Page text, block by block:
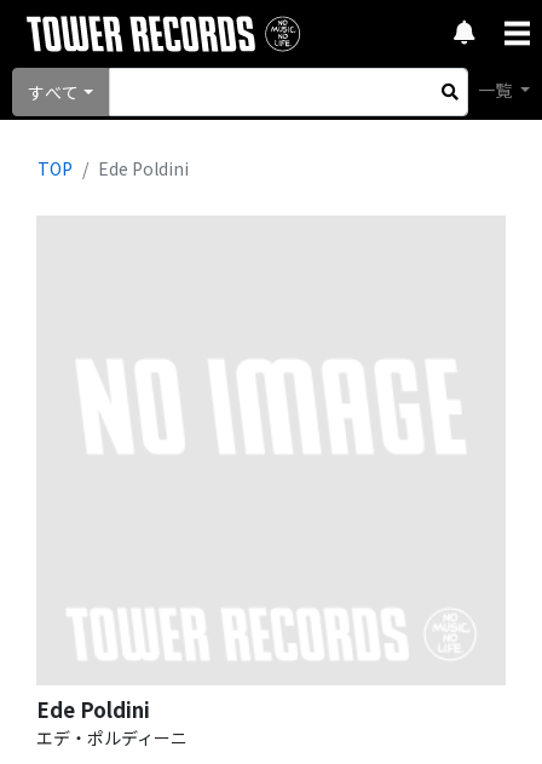
すべて 一覧
TOP Ede Poldini
Ede Poldini
エデ・ポルディーニ